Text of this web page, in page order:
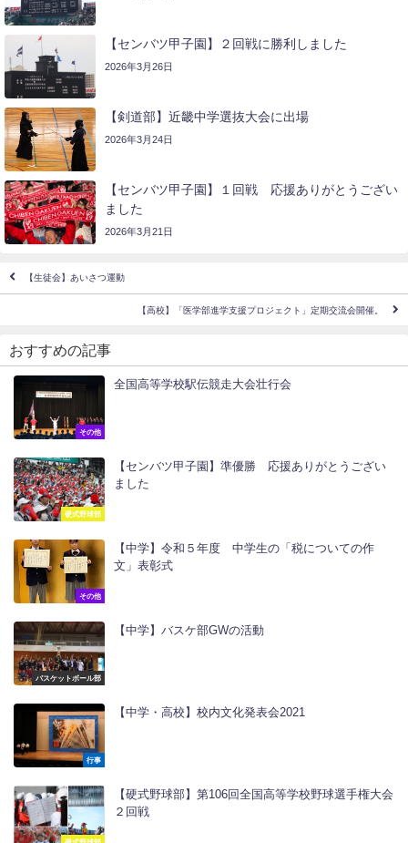
【センバツ甲子園】２回戦に勝利しました
2026年3月26日
【剣道部】近畿中学選抜大会に出場
2026年3月24日
【センバツ甲子園】１回戦 応援ありがとうござい
ました
2026年3月21日
【生徒会】あいさつ運動
【高校】「医学部進学支援プロジェクト」定期交流会開催。
おすすめの記事
その他
全国高等学校駅伝競走大会壮行会
硬式野球部
【センバツ甲子園】準優勝 応援ありがとうござい
ました
その他
【中学】令和５年度 中学生の「税についての作
文」表彰式
バスケットボール部
【中学】バスケ部GWの活動
行事
【中学・高校】校内文化発表会2021
【硬式野球部】第106回全国高等学校野球選手権大会
２回戦